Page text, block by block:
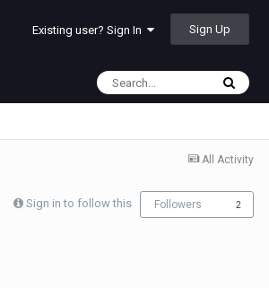
Existing user? Sign In Sign Up
All Activity
Sign in to follow this Followers 2